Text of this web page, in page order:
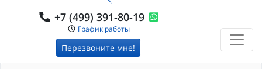
+7 (499) 391-80-19
График работы
Перезвоните мне!